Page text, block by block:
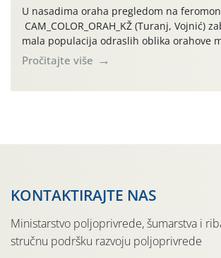
U nasadima oraha pregledom na
CAM_COLOR_ORAH_KŽ (Turanj, Vojnić)
mala populacija odraslih oblika orahove
(Rhagoletis completa). Niska brojnost
činjenicom da je riječ o mladim nasadima
Pročitajte više
KONTAKTIRAJTE NAS
Ministarstvo poljoprivrede, šumarstva i
stručnu podršku razvoju poljoprivrede